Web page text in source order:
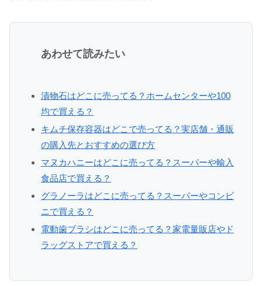
あわせて読みたい
漬物石はどこに売ってる？ホームセンターや100
均で買える？
キムチ保存容器はどこで売ってる？実店舗・通販
の購入先とおすすめの選び方
マヌカハニーはどこに売ってる？スーパーや輸入
食品店で買える？
グラノーラはどこに売ってる？スーパーやコンビ
ニで買える？
電動歯ブラシはどこに売ってる？家電量販店やド
ラッグストアで買える？